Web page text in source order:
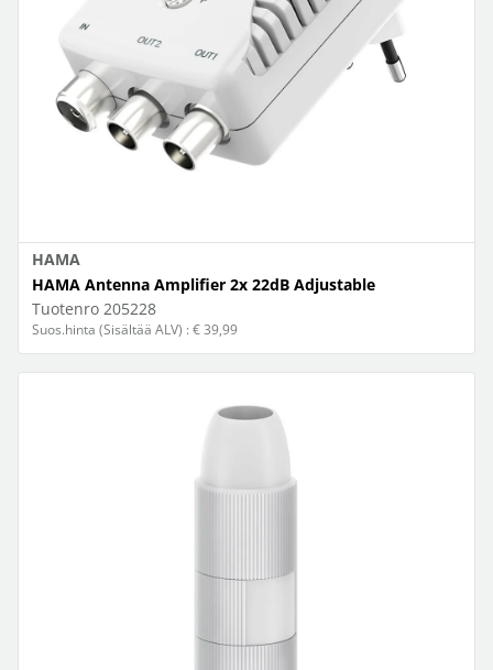
HAMA
HAMA Antenna Amplifier 2x 22dB Adjustable
Tuotenro 205228
Suos.hinta (Sisältää ALV) : € 39,99